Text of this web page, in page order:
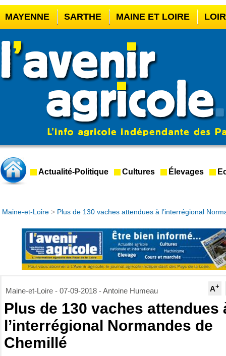
MAYENNE SARTHE MAINE ET LOIRE
CASINO EN LIGNE MEILLEUR BOOKMAKER
CASINO EN LIGNE FRANCE LÉGAL
CRYPTO CASINO
Actualité-Politique Cultures Élevages
Maine-et-Loire > Plus de 130 vaches attendues à l’interrégional
A+
Maine-et-Loire - 07-09-2018 - Antoine Humeau
Plus de 130 vaches attendues
l’interrégional Normandes de
Chemillé